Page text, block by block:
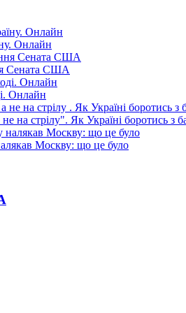
Онлайн
Сената США
Онлайн
на стрілу". Як Україні боротись з
Москву: що це було